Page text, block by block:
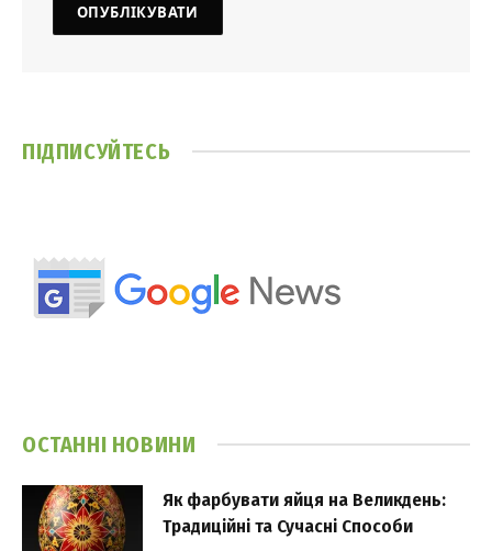
ПІДПИСУЙТЕСЬ
ОСТАННІ НОВИНИ
Як фарбувати яйця на Великдень:
Традиційні та Сучасні Способи